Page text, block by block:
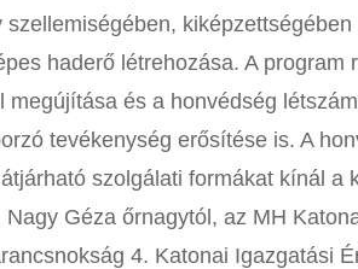
szellemiségében,
haderő létrehozása. A program
megújítása és a honvédség
tevékenység erősítése is. A
szolgálati formákat kínál a
Géza őrnagytól, az MH
4. Katonai Igazgatási